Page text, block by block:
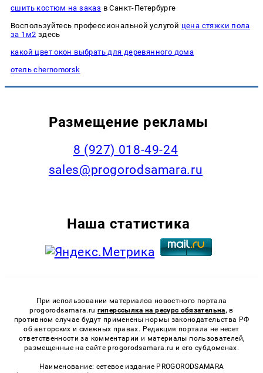
сшить костюм на заказ в Санкт-Петербурге
Воспользуйтесь профессиональной услугой цена стяжки пола
за 1м2 здесь
какой цвет окон выбрать для деревянного дома
отель chernomorsk
Размещение рекламы
8 (927) 018-49-24
sales@progorodsamara.ru
Наша статистика
При использовании материалов новостного портала
progorodsamara.ru гиперссылка на ресурс обязательна, в
противном случае будут применены нормы законодательства РФ
об авторских и смежных правах. Редакция портала не несет
ответственности за комментарии и материалы пользователей,
размещенные на сайте progorodsamara.ru и его субдоменах.
Наименование: сетевое издание PROGORODSAMARA